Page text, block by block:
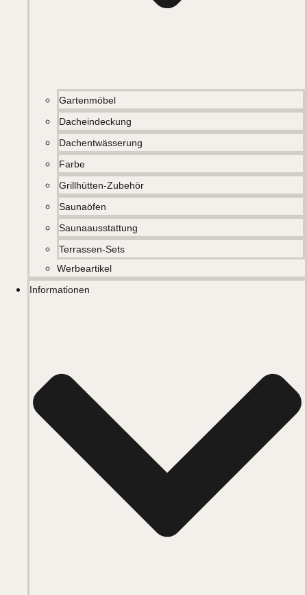
Gartenmöbel
Dacheindeckung
Dachentwässerung
Farbe
Grillhütten-Zubehör
Saunaöfen
Saunaausstattung
Terrassen-Sets
Werbeartikel
Informationen